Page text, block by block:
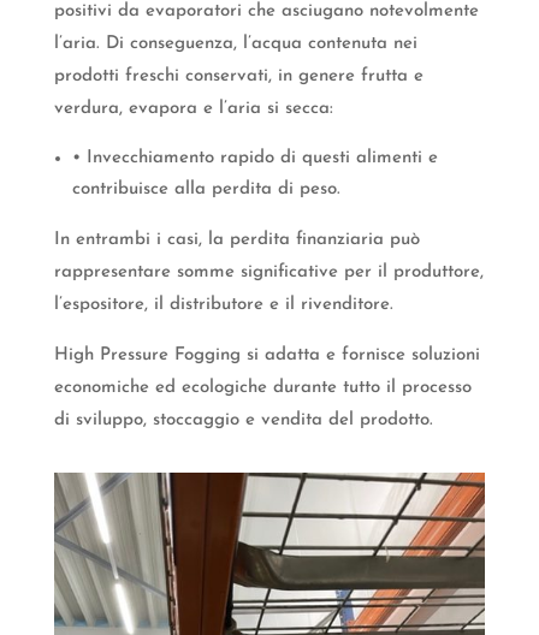
positivi da evaporatori che asciugano notevolmente
l’aria. Di conseguenza, l’acqua contenuta nei
prodotti freschi conservati, in genere frutta e
verdura, evapora e l’aria si secca:
• Invecchiamento rapido di questi alimenti e
contribuisce alla perdita di peso.
In entrambi i casi, la perdita finanziaria può
rappresentare somme significative per il produttore,
l’espositore, il distributore e il rivenditore.
High Pressure Fogging si adatta e fornisce soluzioni
economiche ed ecologiche durante tutto il processo
di sviluppo, stoccaggio e vendita del prodotto.